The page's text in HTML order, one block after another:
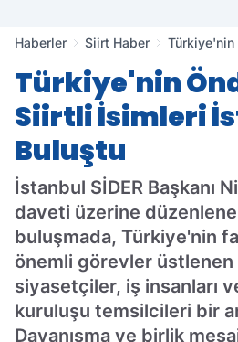
Haberler Siirt Haber
Türkiye'nin
Türkiye'nin
Siirtli İsimleri
Buluştu
İstanbul SİDER Başkanı
daveti üzerine
buluşmada, Türkiye'nin
önemli görevler
siyasetçiler, iş insanları
kuruluşu temsilcileri bir
Dayanışma ve birlik